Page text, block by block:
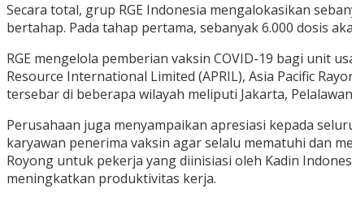
Secara total, grup RGE Indonesia mengalokasikan
bertahap. Pada tahap pertama, sebanyak 6.000 dosis
RGE mengelola pemberian vaksin COVID-19 bagi unit
Resource International Limited (APRIL), Asia Pacific
tersebar di beberapa wilayah meliputi Jakarta,
Perusahaan juga menyampaikan apresiasi kepada
karyawan penerima vaksin agar selalu mematuhi dan
Royong untuk pekerja yang diinisiasi oleh Kadin
meningkatkan produktivitas kerja.